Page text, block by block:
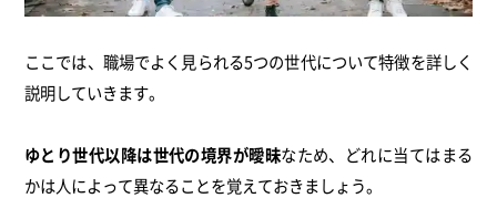
ここでは、職場でよく見られる5つの世代について特徴を詳しく
説明していきます。
ゆとり世代以降は世代の境界が曖昧なため、どれに当てはまる
かは人によって異なることを覚えておきましょう。